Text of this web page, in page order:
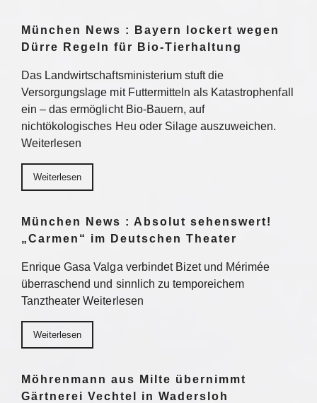
München News : Bayern lockert wegen
Dürre Regeln für Bio-Tierhaltung
Das Landwirtschaftsministerium stuft die
Versorgungslage mit Futtermitteln als Katastrophenfall
ein – das ermöglicht Bio-Bauern, auf
nichtökologisches Heu oder Silage auszuweichen.
Weiterlesen
Weiterlesen
München News : Absolut sehenswert!
„Carmen“ im Deutschen Theater
Enrique Gasa Valga verbindet Bizet und Mérimée
überraschend und sinnlich zu temporeichem
Tanztheater Weiterlesen
Weiterlesen
Möhrenmann aus Milte übernimmt
Gärtnerei Vechtel in Wadersloh